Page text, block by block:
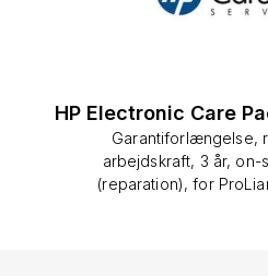
HP Electronic Care
Garantiforlængelse,
arbejdskraft, 3 år, on-
(reparation), for